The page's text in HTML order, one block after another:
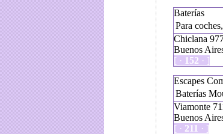
Baterías
Para
Chiclana
Buenos
[ · 152 · ]
Escapes
Baterías
Viamonte
Buenos
[ · 211 · ]